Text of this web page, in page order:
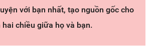
với bạn nhất, tạo nguồn gốc cho
chiều giữa họ và bạn.